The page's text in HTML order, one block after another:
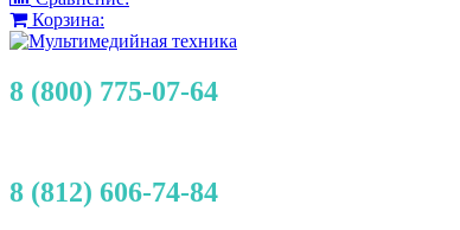
Корзина:
8 (800) 775-07-64
8 (812) 606-74-84